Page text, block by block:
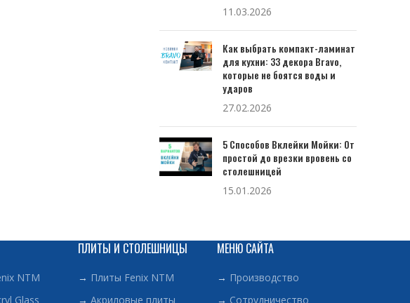
11.03.2026
Как выбрать компакт-ламинат
для кухни: 33 декора Bravo,
которые не боятся воды и
ударов
27.02.2026
5 Способов Вклейки Мойки: От
простой до врезки вровень со
столешницей
15.01.2026
NTM
Glass
ПЛИТЫ И СТОЛЕШНИЦЫ
→ Плиты Fenix NTM
→ Акриловые плиты
МЕНЮ САЙТА
→ Производство
→ Сотрудничество